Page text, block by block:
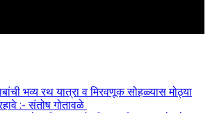
भव्य रथ यात्रा व मिरवणूक सोहळ्यास मोठ्या
:- संतोष गोतावळे